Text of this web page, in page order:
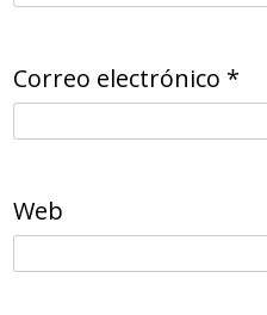
Correo electrónico *
Web